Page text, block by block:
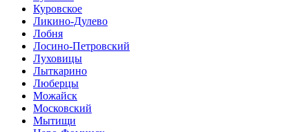
Куровское
Ликино-Дулево
Лобня
Лосино-Петровский
Луховицы
Лыткарино
Люберцы
Можайск
Московский
Мытищи